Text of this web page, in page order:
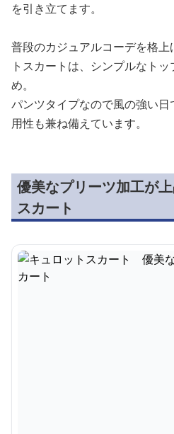
を引き立てます。
普段のカジュアルコーデを格
トスカートは、シンプルなト
め。
パンツタイプなので風の強い
用性も兼ね備えています。
優美なプリーツ加工が
スカート